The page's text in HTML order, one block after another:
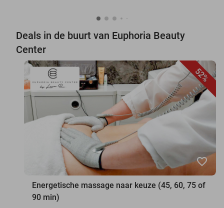
Deals in de buurt van Euphoria Beauty
Center
52%
favorite_border
Energetische massage naar keuze (45, 60, 75 of
90 min)